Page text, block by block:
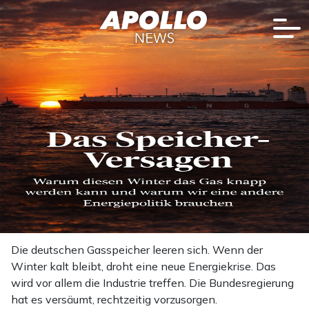
Die deutschen Gasspeicher leeren sich. Wenn der
Winter kalt bleibt, droht eine neue Energiekrise. Das
wird vor allem die Industrie treffen. Die Bundesregierung
hat es versäumt, rechtzeitig vorzusorgen.